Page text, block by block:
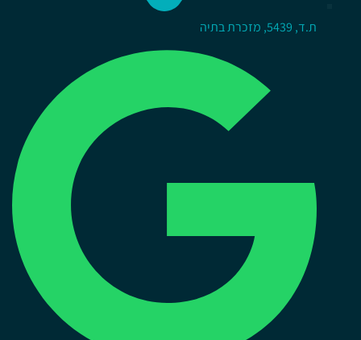
ת.ד, 5439, מזכרת בתיה